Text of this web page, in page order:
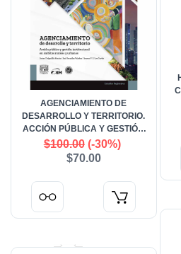
AGENCIAMIENTO DE
DESARROLLO Y TERRITORIO.
ACCIÓN PÚBLICA Y GESTIÓN
INSTITUCIONAL EN ÁMBITOS
RURALES Y URBANOS
$100.00(-30%)
$70.00